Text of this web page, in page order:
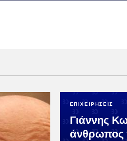
ΕΠΙΧΕΙΡΗΣΕΙΣ
Γιάννης
άνθρωπος